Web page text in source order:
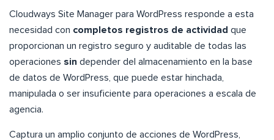
Cloudways Site Manager para WordPress responde a esta
necesidad con completos registros de actividad que
proporcionan un registro seguro y auditable de todas las
operaciones sin depender del almacenamiento en la base
de datos de WordPress, que puede estar hinchada,
manipulada o ser insuficiente para operaciones a escala de
agencia.
Captura un amplio conjunto de acciones de WordPress,